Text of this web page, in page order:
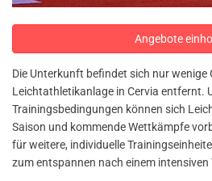
Angebote
Die Unterkunft befindet sich nur wenige
Leichtathletikanlage in Cervia entfernt.
Trainingsbedingungen können sich
Saison und kommende Wettkämpfe
für weitere, individuelle
zum entspannen nach einem